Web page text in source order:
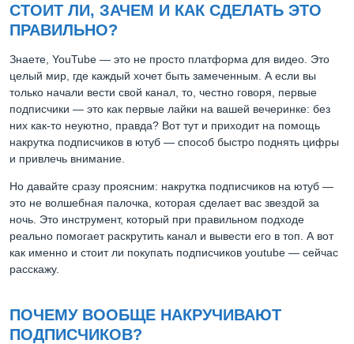
СТОИТ ЛИ, ЗАЧЕМ И КАК СДЕЛАТЬ ЭТО
ПРАВИЛЬНО?
Знаете, YouTube — это не просто платформа для видео. Это
целый мир, где каждый хочет быть замеченным. А если вы
только начали вести свой канал, то, честно говоря, первые
подписчики — это как первые лайки на вашей вечеринке: без
них как-то неуютно, правда? Вот тут и приходит на помощь
накрутка подписчиков в ютуб — способ быстро поднять цифры
и привлечь внимание.
Но давайте сразу проясним: накрутка подписчиков на ютуб —
это не волшебная палочка, которая сделает вас звездой за
ночь. Это инструмент, который при правильном подходе
реально помогает раскрутить канал и вывести его в топ. А вот
как именно и стоит ли покупать подписчиков youtube — сейчас
расскажу.
ПОЧЕМУ ВООБЩЕ НАКРУЧИВАЮТ
ПОДПИСЧИКОВ?